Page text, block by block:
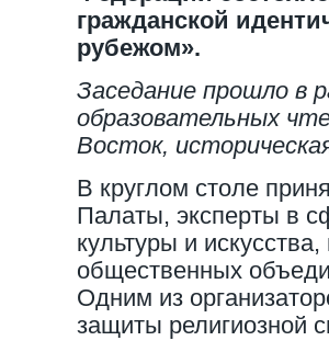
гражданской
рубежом».
Заседание прошло в
образовательных
Восток,
В круглом столе
Палаты, эксперты в
культуры и
общественных
Одним из
защиты религиозной